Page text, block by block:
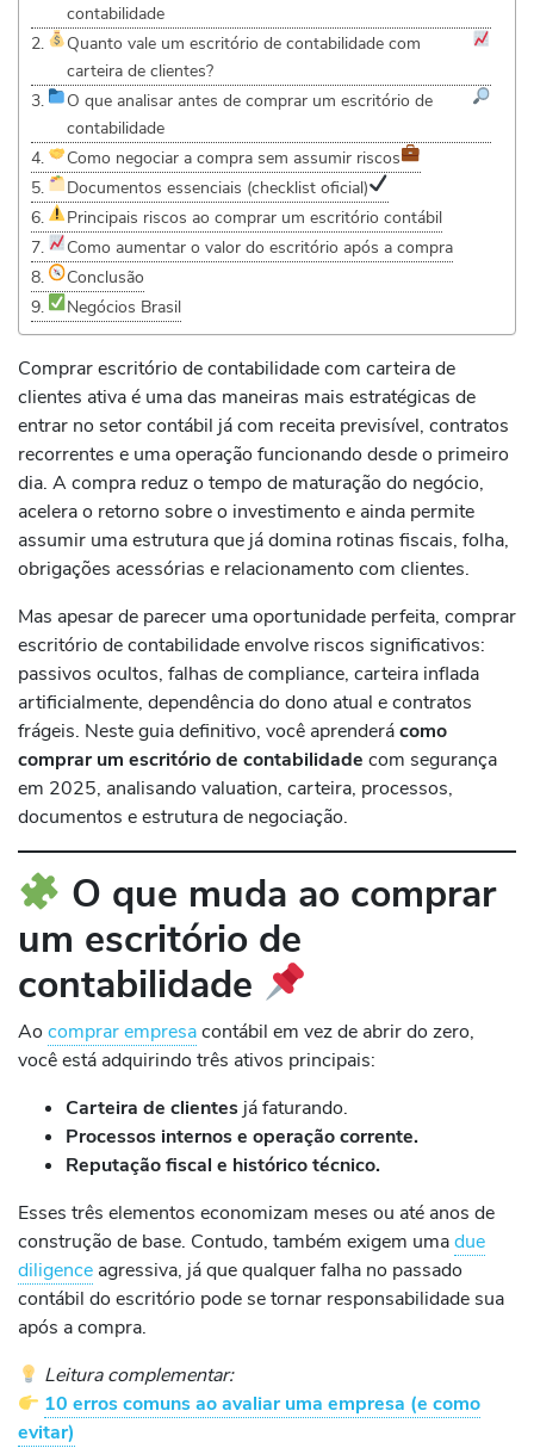
contabilidade
Quanto vale um escritório de contabilidade com
carteira de clientes?
O que analisar antes de comprar um escritório de
contabilidade
Como negociar a compra sem assumir riscos
Documentos essenciais (checklist oficial)
Principais riscos ao comprar um escritório contábil
Como aumentar o valor do escritório após a compra
Conclusão
Negócios Brasil
Comprar escritório de contabilidade com carteira de
clientes ativa é uma das maneiras mais estratégicas de
entrar no setor contábil já com receita previsível, contratos
recorrentes e uma operação funcionando desde o primeiro
dia. A compra reduz o tempo de maturação do negócio,
acelera o retorno sobre o investimento e ainda permite
assumir uma estrutura que já domina rotinas fiscais, folha,
obrigações acessórias e relacionamento com clientes.
Mas apesar de parecer uma oportunidade perfeita, comprar
escritório de contabilidade envolve riscos significativos:
passivos ocultos, falhas de compliance, carteira inflada
artificialmente, dependência do dono atual e contratos
frágeis. Neste guia definitivo, você aprenderácomo
comprar um escritório de contabilidade com segurança
em 2025, analisando valuation, carteira, processos,
documentos e estrutura de negociação.
O que muda ao comprar
um escritório de
contabilidade
Ao comprar empresacontábil em vez de abrir do zero,
você está adquirindo três ativos principais:
Carteira de clientes já faturando.
Processos internos e operação corrente.
Reputação fiscal e histórico técnico.
Esses três elementos economizam meses ou até anos de
construção de base. Contudo, também exigem umadue
diligence agressiva, já que qualquer falha no passado
contábil do escritório pode se tornar responsabilidade sua
após a compra.
Leitura complementar:
10 erros comuns ao avaliar uma empresa (e como
evitar)